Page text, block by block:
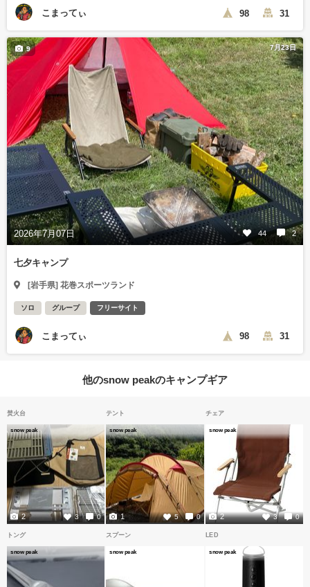
こまってぃ 98 31
7月23日
2026年7月07日 44 2
9
七夕キャンプ
[岩手県] 花巻スポーツランド
ソロ グループ フリーサイト
こまってぃ 98 31
他のsnow peakのキャンプギア
焚火台
snow peak
3 0
2
テント
snow peak
5 0
1
チェア
snow peak
3 0
2
トング
snow peak
スプーン
snow peak
LED
snow peak